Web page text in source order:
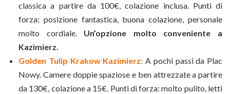
classica a partire da 100€, colazione inclusa. Punti di
forza: posizione fantastica, buona colazione, personale
molto cordiale. Un’opzione molto conveniente a
Kazimierz.
Golden Tulip Krakow Kazimierz: A pochi passi da Plac
Nowy. Camere doppie spaziose e ben attrezzate a partire
da 130€, colazione a 15€. Punti di forza: molto pulito, letti